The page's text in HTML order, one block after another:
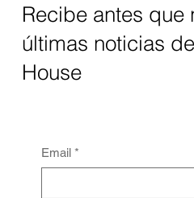
Recibe antes que
últimas noticias
House
Email *